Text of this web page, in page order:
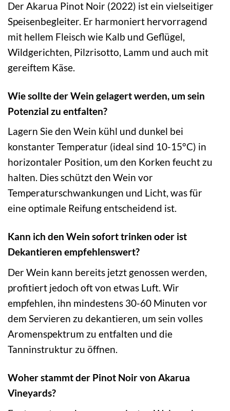
Der Akarua Pinot Noir (2022) ist ein vielseitiger
Speisenbegleiter. Er harmoniert hervorragend
mit hellem Fleisch wie Kalb und Geflügel,
Wildgerichten, Pilzrisotto, Lamm und auch mit
gereiftem Käse.
Wie sollte der Wein gelagert werden, um sein
Potenzial zu entfalten?
Lagern Sie den Wein kühl und dunkel bei
konstanter Temperatur (ideal sind 10-15°C) in
horizontaler Position, um den Korken feucht zu
halten. Dies schützt den Wein vor
Temperaturschwankungen und Licht, was für
eine optimale Reifung entscheidend ist.
Kann ich den Wein sofort trinken oder ist
Dekantieren empfehlenswert?
Der Wein kann bereits jetzt genossen werden,
profitiert jedoch oft von etwas Luft. Wir
empfehlen, ihn mindestens 30-60 Minuten vor
dem Servieren zu dekantieren, um sein volles
Aromenspektrum zu entfalten und die
Tanninstruktur zu öffnen.
Woher stammt der Pinot Noir von Akarua
Vineyards?